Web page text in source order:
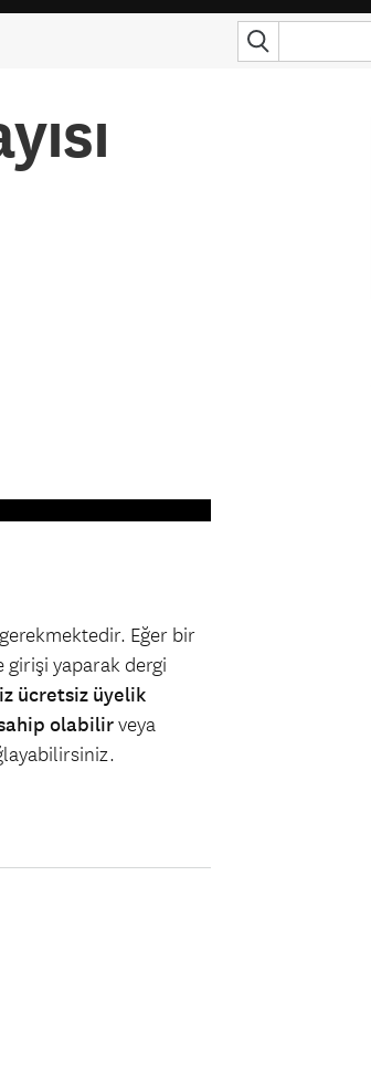
Eğer bir
yaparak dergi
ücretsiz üyelik
olabilirveya